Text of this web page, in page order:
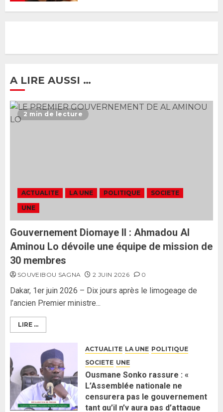
Ousmane Sonko rassure : «
L’Assemblée nationale ne
3
gouvernement : PASTEF pose
A LIRE AUSSI …
2 min de lecture
ACTUALITE LA UNE POLITIQUE
SOCIETE
UNE
Gouvernement Diomaye II : Ahmadou Al
Aminou Lo dévoile une équipe de mission de
30 membres
SOUVEIBOU SAGNA 2 JUIN 2026 0
Dakar, 1er juin 2026 – Dix jours après le limogeage de
l’ancien Premier ministre...
LIRE ...
ACTUALITE LA UNE POLITIQUE
SOCIETE UNE
Ousmane Sonko rassure : «
L’Assemblée nationale ne
censurera pas le gouvernement
tant qu’il n’y aura pas d’attaque